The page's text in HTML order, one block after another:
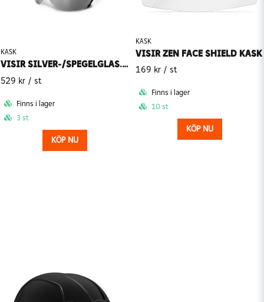
KASK
VISIR SILVER-/SPEGELGLAS. IM- OCH REPSKYDD. ZEN KASK
529 kr / st
Finns i lager
3 st
KÖP NU
KASK
VISIR ZEN FACE SHIELD KASK
169 kr / st
Finns i lager
10 st
KÖP NU